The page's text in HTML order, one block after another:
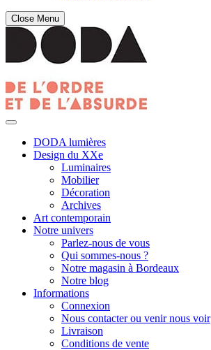
Close Menu
DODA lumières
Design du XXe
Luminaires
Mobilier
Décoration
Archives
Art contemporain
Notre univers
Parlez-nous de vous
Qui sommes-nous ?
Notre magasin à Bordeaux
Notre blog
Informations
Connexion
Nous contacter ou venir nous voir
Livraison
Conditions de vente